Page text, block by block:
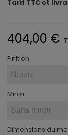
Tarif TTC et
404,00 €
Finition
Miroir
Dimensions du